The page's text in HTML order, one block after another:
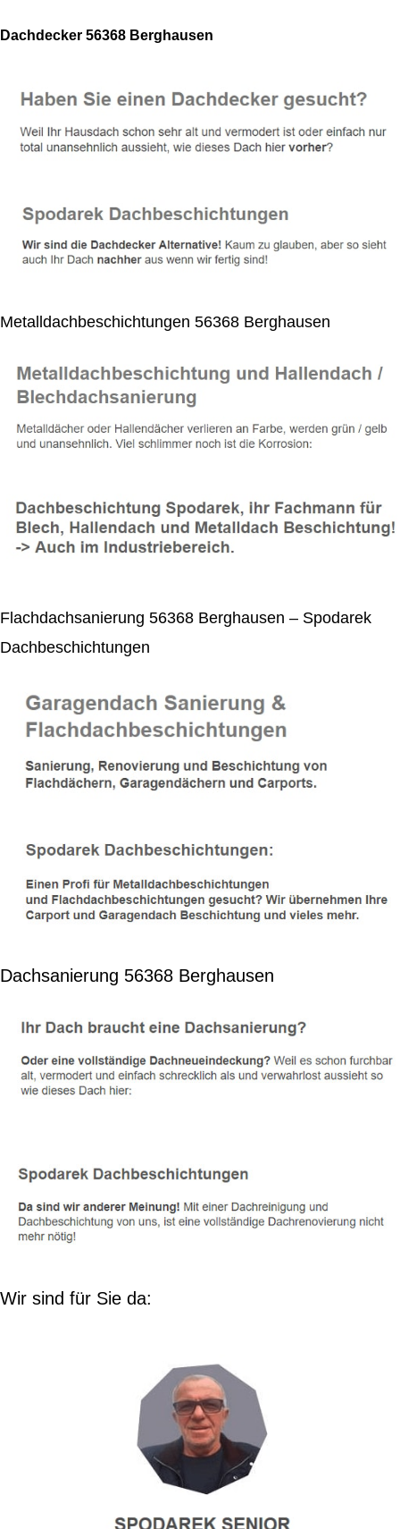
Dachdecker 56368 Berghausen
Metalldachbeschichtungen 56368 Berghausen
Flachdachsanierung 56368 Berghausen – Spodarek
Dachbeschichtungen
Dachsanierung 56368 Berghausen
Wir sind für Sie da: